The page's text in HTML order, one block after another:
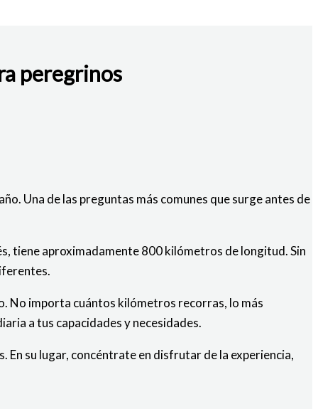
peregrinos
Una de las preguntas más comunes que surge antes de
tiene aproximadamente 800 kilómetros de longitud. Sin
No importa cuántos kilómetros recorras, lo más
a tus capacidades y necesidades.
En su lugar, concéntrate en disfrutar de la experiencia,